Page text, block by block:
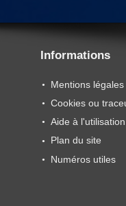
Informations
Mentions légales
Cookies ou
Aide à
Plan du site
Numéros utiles